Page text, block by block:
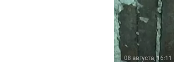
08 августа, 16:11